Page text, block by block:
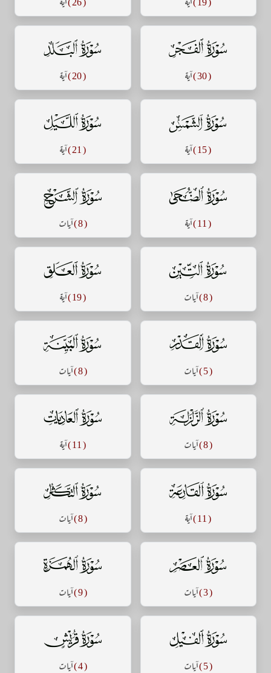
سورة الفجر
( 30 ) آية
سورة البلد
( 20 ) آية
سورة الشمس
( 15 ) آية
سورة الليل
( 21 ) آية
سورة الضحى
( 11 ) آية
سورة الشرح
( 8 ) آيات
سورة التين
( 8 ) آيات
سورة العلق
( 19 ) آية
سورة القدر
( 5 ) آيات
سورة البينة
( 8 ) آيات
سورة الزلزلة
( 8 ) آيات
سورة العاديات
( 11 ) آية
سورة القارعة
( 11 ) آية
سورة التكاثر
( 8 ) آيات
سورة العصر
( 3 ) آيات
سورة الهمزة
( 9 ) آيات
سورة الفيل
( 5 ) آيات
سورة قريش
( 4 ) آيات